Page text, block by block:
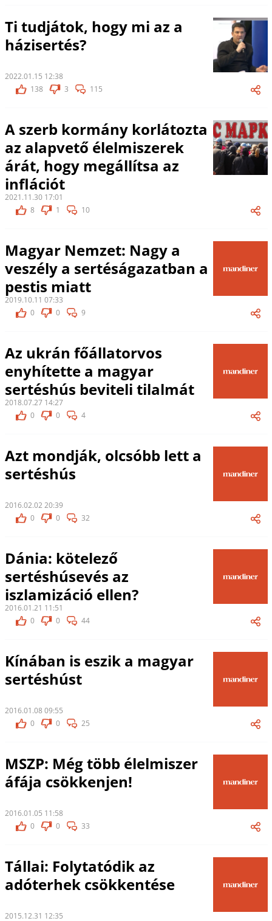
Ti tudjátok, hogy mi az a
házisertés?
2022.01.15 12:38
138
3 115
A szerb kormány korlátozta
az alapvető élelmiszerek
árát, hogy megállítsa az
inflációt
2021.11.30 17:01
8
1 10
Magyar Nemzet: Nagy a
veszély a sertéságazatban a
pestis miatt
2019.10.11 07:33
0
0 9
Az ukrán főállatorvos
enyhítette a magyar
sertéshús beviteli tilalmát
2018.07.27 14:27
0
0 4
Azt mondják, olcsóbb lett a
sertéshús
2016.02.02 20:39
0
0 32
Dánia: kötelező
sertéshúsevés az
iszlamizáció ellen?
2016.01.21 11:51
0
0 44
Kínában is eszik a magyar
sertéshúst
2016.01.08 09:55
0
0 25
MSZP: Még több élelmiszer
áfája csökkenjen!
2016.01.05 11:58
0
0 33
Tállai: Folytatódik az
adóterhek csökkentése
2015.12.31 12:35